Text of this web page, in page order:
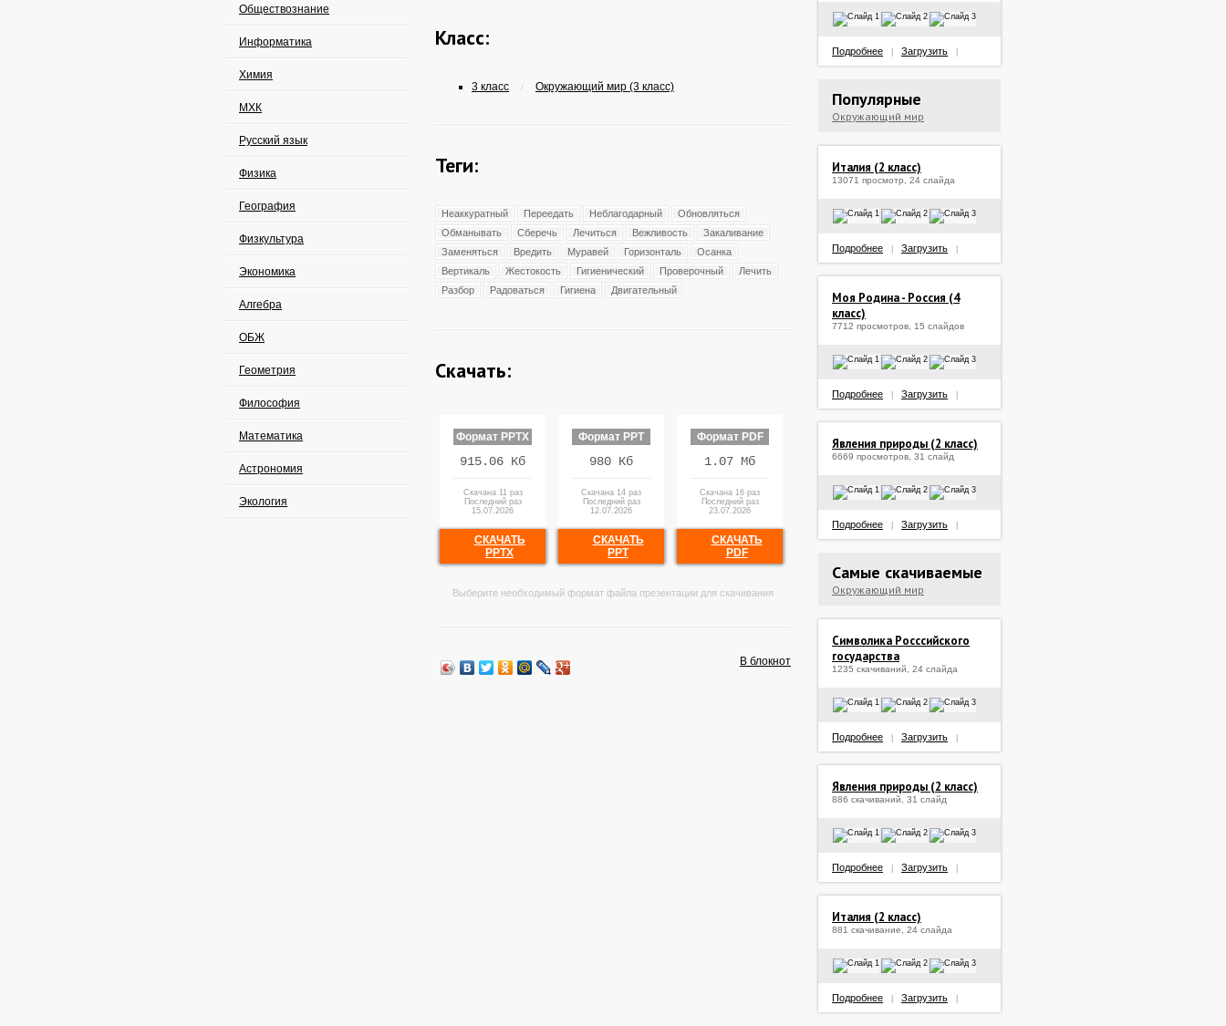
Обществознание
Информатика
Химия
МХК
Русский язык
Физика
География
Физкультура
Экономика
Алгебра
ОБЖ
Геометрия
Философия
Математика
Астрономия
Экология
Класс:
3 класс / Окружающий мир (3 класс)
Теги:
Неаккуратный Переедать Неблагодарный
Обновляться
Обманывать
Сберечь Лечиться Вежливость
Закаливание
Заменяться
Вредить Муравей Горизонталь
Осанка
Вертикаль
Жестокость Гигиенический Проверочный
Лечить
Разбор
Радоваться Гигиена Двигательный
Скачать:
Формат PPTX
915.06 Кб
Скачана 11 раз
Последний раз
15.07.2026
СКАЧАТЬ
PPTX
Формат PPT
980 Кб
Скачана 14 раз
Последний раз
12.07.2026
СКАЧАТЬ
PPT
Формат PDF
1.07 Мб
Скачана 16 раз
Последний раз
23.07.2026
СКАЧАТЬ
PDF
Выберите необходимый формат файла презентации для скачивания
В блокнот
Подробнее Загрузить
Популярные
Окружающий мир
Италия (2 класс)
13071 просмотр, 24 слайда
Подробнее Загрузить
Моя Родина - Россия (4
класс)
7712 просмотров, 15 слайдов
Подробнее Загрузить
Явления природы (2 класс)
6669 просмотров, 31 слайд
Подробнее Загрузить
Самые скачиваемые
Окружающий мир
Символика Росссийского
государства
1235 скачиваний, 24 слайда
Подробнее Загрузить
Явления природы (2 класс)
886 скачиваний, 31 слайд
Подробнее Загрузить
Италия (2 класс)
881 скачивание, 24 слайда
Подробнее Загрузить